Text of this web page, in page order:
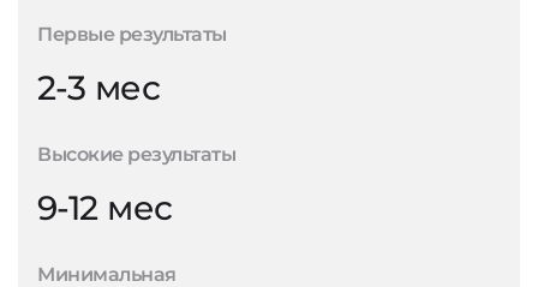
Первые результаты
2-3 мес
Высокие результаты
9-12 мес
Минимальная